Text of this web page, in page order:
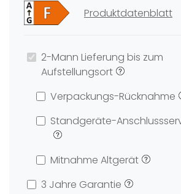
Produktdatenblatt
2-Mann Lieferung bis zum
Aufstellungsort
Verpackungs-Rücknahme
Standgeräte-
Mitnahme Altgerät
3 Jahre Garantie